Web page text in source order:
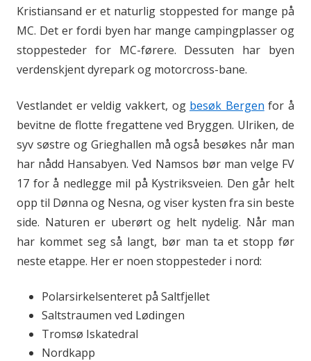
Kristiansand er et naturlig stoppested for mange på
MC. Det er fordi byen har mange campingplasser og
stoppesteder for MC-førere. Dessuten har byen
verdenskjent dyrepark og motorcross-bane.
Vestlandet er veldig vakkert, og besøk Bergen for å
bevitne de flotte fregattene ved Bryggen. Ulriken, de
syv søstre og Grieghallen må også besøkes når man
har nådd Hansabyen. Ved Namsos bør man velge FV
17 for å nedlegge mil på Kystriksveien. Den går helt
opp til Dønna og Nesna, og viser kysten fra sin beste
side. Naturen er uberørt og helt nydelig. Når man
har kommet seg så langt, bør man ta et stopp før
neste etappe. Her er noen stoppesteder i nord:
Polarsirkelsenteret på Saltfjellet
Saltstraumen ved Lødingen
Tromsø Iskatedral
Nordkapp